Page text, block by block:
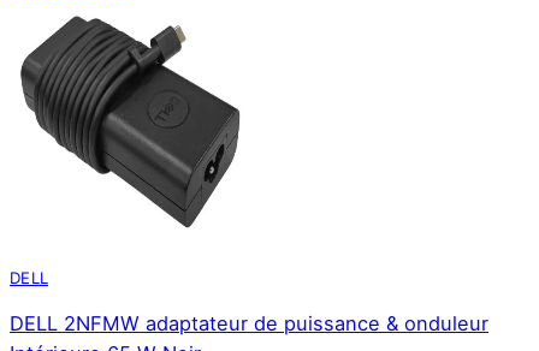
DELL
DELL 2NFMW adaptateur de puissance & onduleur